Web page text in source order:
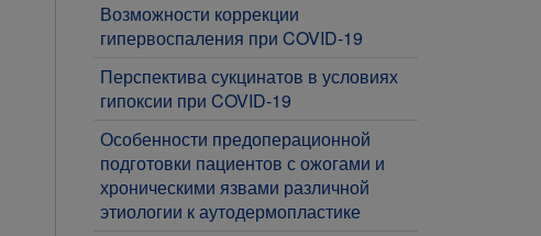
​Возможности коррекции
гипервоспаления при COVID-19
Перспектива сукцинатов в условиях
гипоксии при COVID-19
​Особенности предоперационной
подготовки пациентов с ожогами и
хроническими язвами различной
этиологии к аутодермопластике